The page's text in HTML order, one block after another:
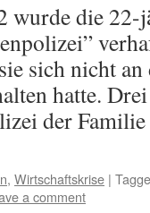
wurde die
sich nicht an
hatte. Drei
der
, Wirtschaftskrise |
a comment